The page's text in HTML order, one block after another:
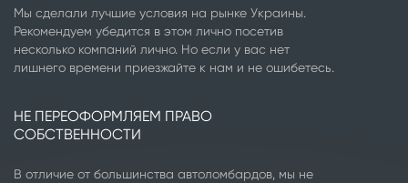
Мы сделали лучшие условия на рынке Украины.
Рекомендуем убедится в этом лично посетив
несколько компаний лично. Но если у вас нет
лишнего времени приезжайте к нам и не ошибетесь.
НЕ ПЕРЕОФОРМЛЯЕМ ПРАВО
СОБСТВЕННОСТИ
В отличие от большинства автоломбардов, мы не